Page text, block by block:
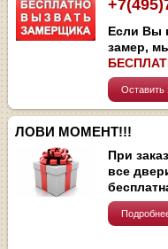
Если Вы
замер,
Оставить
ЛОВИ МОМЕНТ!!!
При
все